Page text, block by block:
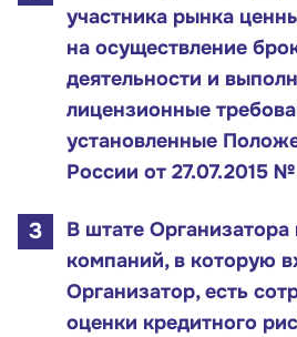
участника рынка
на осуществление
деятельности и
лицензионные
установленные
России от 27.07.2015
В штате Организатора
компаний, в которую
Организатор, есть
оценки кредитного